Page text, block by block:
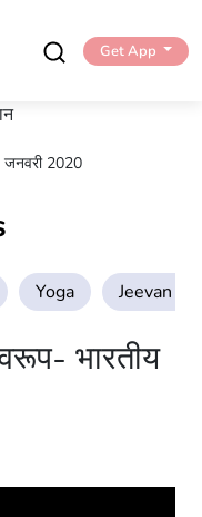
Get App
जनवरी 2020
Yoga Jeevan
भारतीय